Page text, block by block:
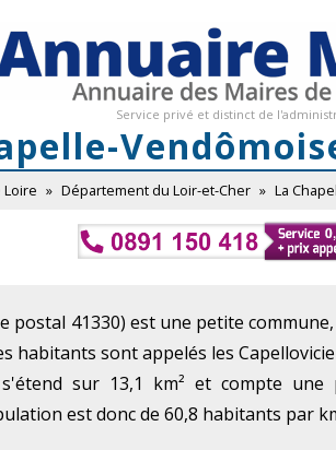
Service privé et distinct de
Loire » Département du Loir-et-Cher » La
postal 41330) est une petite
habitants sont appelés les
sur 13,1 km² et compte
est donc de 60,8 habitants par